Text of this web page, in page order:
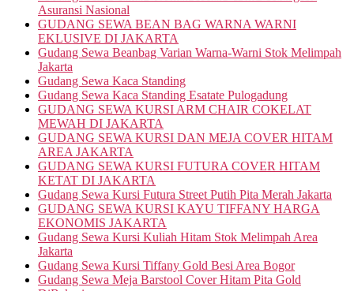
Asuransi Nasional
GUDANG SEWA BEAN BAG WARNA WARNI
EKLUSIVE DI JAKARTA
Gudang Sewa Beanbag Varian Warna-Warni Stok Melimpah
Jakarta
Gudang Sewa Kaca Standing
Gudang Sewa Kaca Standing Esatate Pulogadung
GUDANG SEWA KURSI ARM CHAIR COKELAT
MEWAH DI JAKARTA
GUDANG SEWA KURSI DAN MEJA COVER HITAM
AREA JAKARTA
GUDANG SEWA KURSI FUTURA COVER HITAM
KETAT DI JAKARTA
Gudang Sewa Kursi Futura Street Putih Pita Merah Jakarta
GUDANG SEWA KURSI KAYU TIFFANY HARGA
EKONOMIS JAKARTA
Gudang Sewa Kursi Kuliah Hitam Stok Melimpah Area
Jakarta
Gudang Sewa Kursi Tiffany Gold Besi Area Bogor
Gudang Sewa Meja Barstool Cover Hitam Pita Gold